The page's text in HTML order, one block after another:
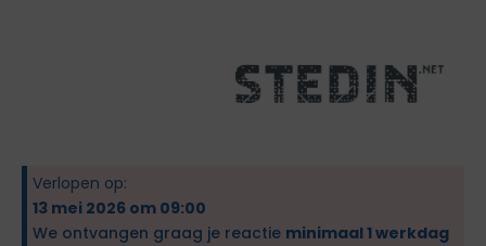
Verlopen op:
13 mei 2026 om 09:00
We ontvangen graag je reactie minimaal 1 werkdag